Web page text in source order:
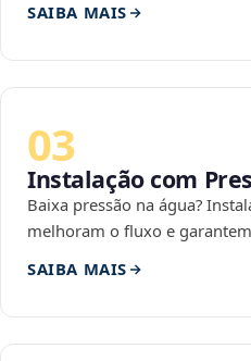
SAIBA MAIS
03
Instalação com
Baixa pressão na água?
melhoram o fluxo e
SAIBA MAIS